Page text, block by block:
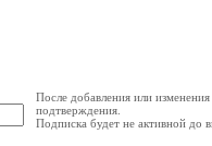
После добавления или
подтверждения.
Подписка будет не активной до